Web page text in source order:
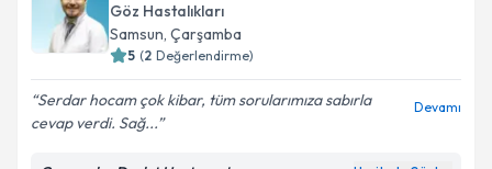
Göz Hastalıkları
Samsun, Çarşamba
5 (2 Değerlendirme)
Serdar hocam çok kibar, tüm sorularımıza sabırla
cevap verdi. Sağ...
Devamı